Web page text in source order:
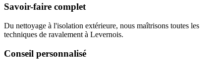
Savoir-faire complet
Du nettoyage à l'isolation extérieure, nous maîtrisons toutes les
techniques de ravalement à Levernois.
Conseil personnalisé